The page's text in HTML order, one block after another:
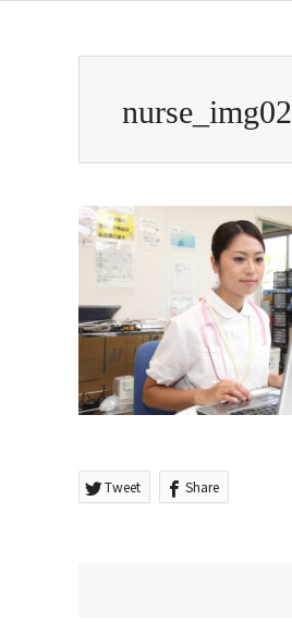
nurse_img02
Tweet Share